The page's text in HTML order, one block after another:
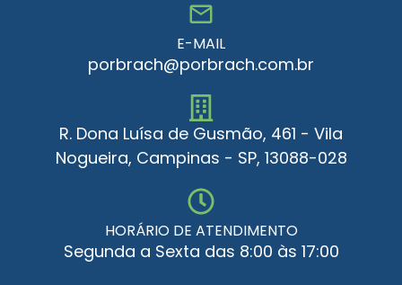
E-MAIL
porbrach@porbrach.com.br
R. Dona Luísa de Gusmão, 461 - Vila
Nogueira, Campinas - SP, 13088-028
HORÁRIO DE ATENDIMENTO
Segunda a Sexta das 8:00 às 17:00